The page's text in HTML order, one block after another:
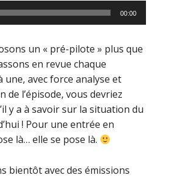
00:00
un « pré-pilote » plus que
en revue chaque
avec force analyse et
de l’épisode, vous devriez
y a à savoir sur la situation du
! Pour une entrée en
là… elle se pose là.
bientôt avec des émissions